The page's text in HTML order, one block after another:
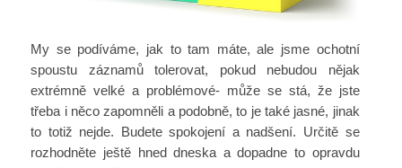
My se podíváme, jak to tam máte, ale jsme ochotní
spoustu záznamů tolerovat, pokud nebudou nějak
extrémně velké a problémové- může se stá, že jste
třeba i něco zapomněli a podobně, to je také jasné, jinak
to totiž nejde. Budete spokojení a nadšení. Určitě se
rozhodněte ještě hned dneska a dopadne to opravdu